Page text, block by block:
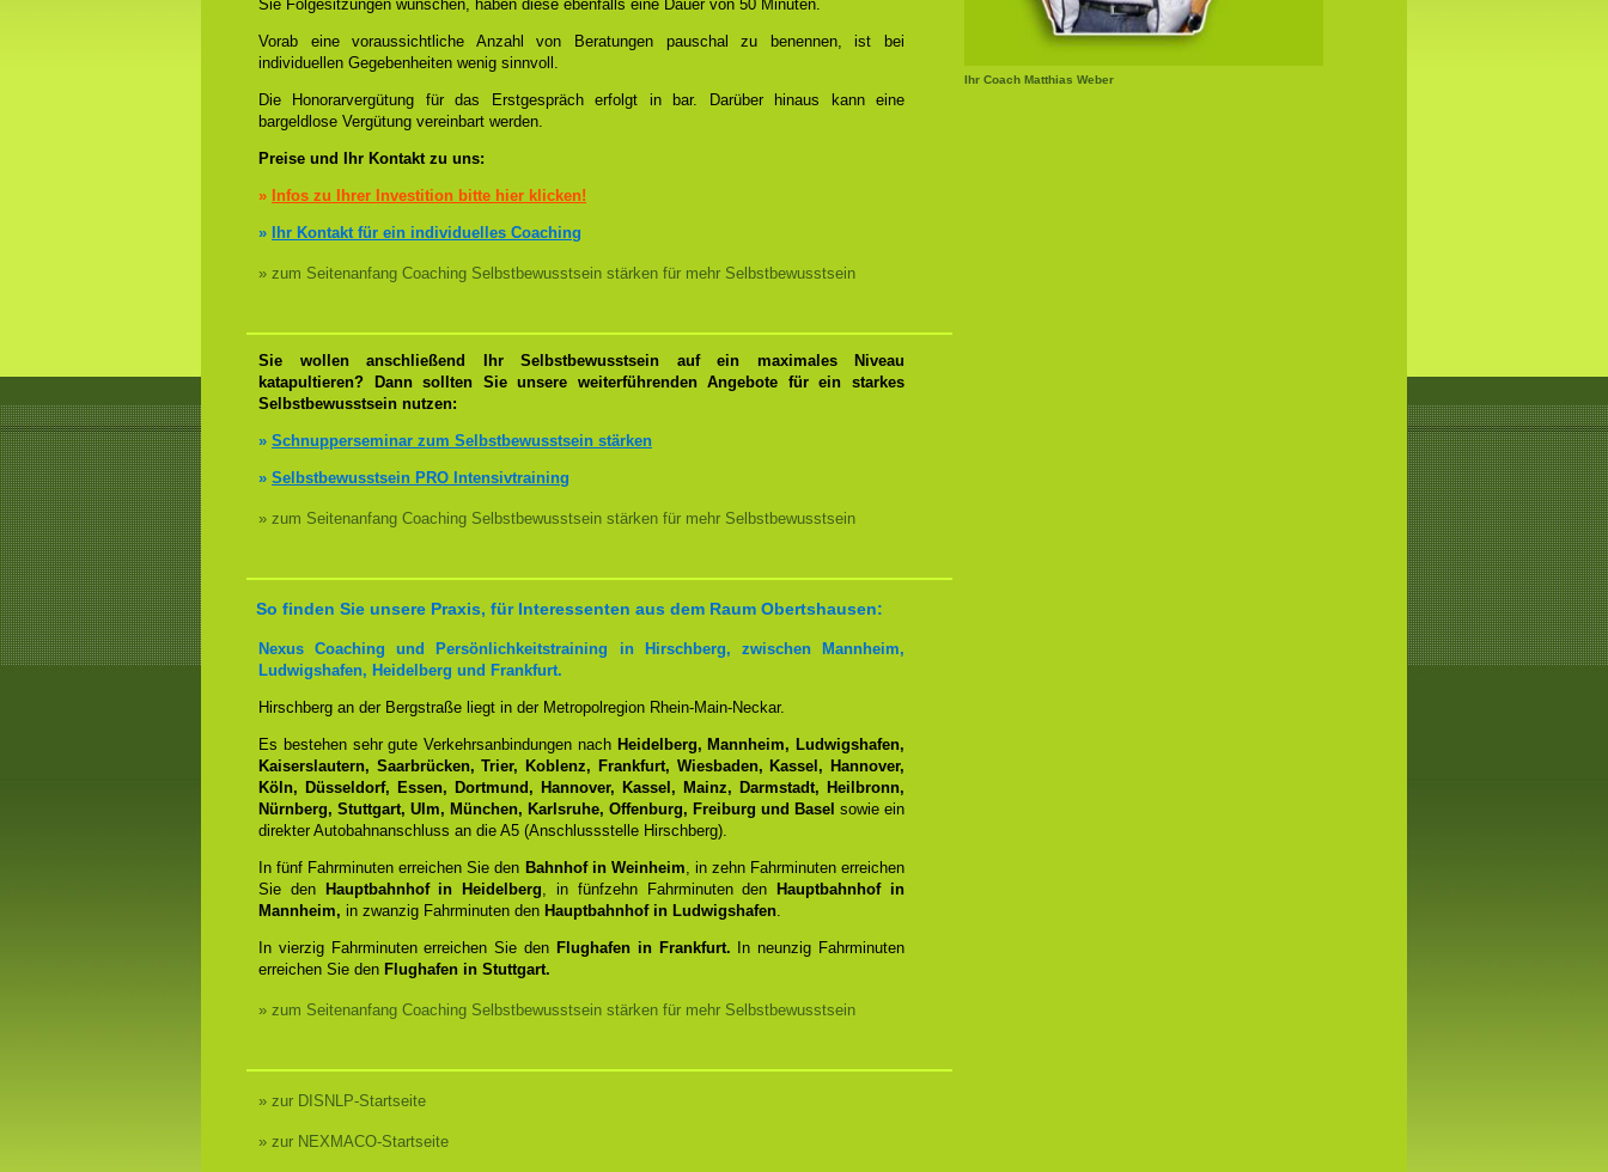
Ihr Coach Matthias Weber
Sie Folgesitzungen wünschen, haben diese ebenfalls eine Dauer von 50 Minuten.
Vorab eine voraussichtliche Anzahl von Beratungen pauschal zu benennen, ist bei
individuellen Gegebenheiten wenig sinnvoll.
Die Honorarvergütung für das Erstgespräch erfolgt in bar. Darüber hinaus kann eine
bargeldlose Vergütung vereinbart werden.
Preise und Ihr Kontakt zu uns:
» Infos zu Ihrer Investition bitte hier klicken!
» Ihr Kontakt für ein individuelles Coaching
» zum Seitenanfang Coaching Selbstbewusstsein stärken für mehr Selbstbewusstsein
Sie wollen anschließend Ihr Selbstbewusstsein auf ein maximales Niveau
katapultieren? Dann sollten Sie unsere weiterführenden Angebote für ein starkes
Selbstbewusstsein nutzen:
» Schnupperseminar zum Selbstbewusstsein stärken
» Selbstbewusstsein PRO Intensivtraining
» zum Seitenanfang Coaching Selbstbewusstsein stärken für mehr Selbstbewusstsein
So finden Sie unsere Praxis, für Interessenten aus dem Raum Obertshausen:
Nexus Coaching und Persönlichkeitstraining in Hirschberg, zwischen Mannheim,
Ludwigshafen, Heidelberg und Frankfurt.
Hirschberg an der Bergstraße liegt in der Metropolregion Rhein-Main-Neckar.
Es bestehen sehr gute Verkehrsanbindungen nach Heidelberg, Mannheim, Ludwigshafen,
Kaiserslautern, Saarbrücken, Trier, Koblenz, Frankfurt, Wiesbaden, Kassel, Hannover,
Köln, Düsseldorf, Essen, Dortmund, Hannover, Kassel, Mainz, Darmstadt, Heilbronn,
Nürnberg, Stuttgart, Ulm, München, Karlsruhe, Offenburg, Freiburg und Basel sowie ein
direkter Autobahnanschluss an die A5 (Anschlussstelle Hirschberg).
In fünf Fahrminuten erreichen Sie den Bahnhof in Weinheim, in zehn Fahrminuten erreichen
Sie den
Hauptbahnhof in Heidelberg, in fünfzehn Fahrminuten den
Hauptbahnhof in
Mannheim, in zwanzig Fahrminuten den Hauptbahnhof in Ludwigshafen.
In vierzig Fahrminuten erreichen Sie den Flughafen in Frankfurt.
In neunzig Fahrminuten
erreichen Sie den Flughafen in Stuttgart.
» zum Seitenanfang Coaching Selbstbewusstsein stärken für mehr Selbstbewusstsein
» zur DISNLP-Startseite
» zur NEXMACO-Startseite